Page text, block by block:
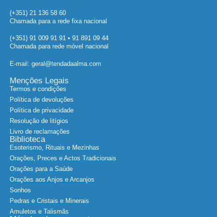
(+351) 21 136 58 60
Chamada para a rede fixa nacional
(+351) 91 009 91 91 • 91 891 09 44
Chamada para rede móvel nacional
E-mail: geral@tendadaalma.com
Menções Legais
Termos e condições
Política de devoluções
Política de privacidade
Resolução de litígios
Livro de reclamações
Biblioteca
Esoterismo, Rituais e Mezinhas
Orações, Preces e Actos Tradicionais
Orações para a Saúde
Orações aos Anjos e Arcanjos
Sonhos
Pedras e Cristais e Minerais
Amuletos e Talismãs